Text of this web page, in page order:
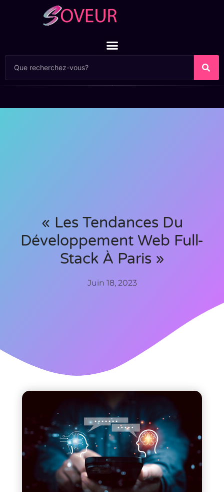
« Les Tendances Du
Développement Web Full-
Stack À Paris »
Juin 18, 2023